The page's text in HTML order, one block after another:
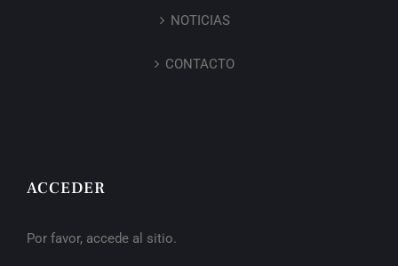
NOTICIAS
CONTACTO
ACCEDER
Por favor, accede al sitio.